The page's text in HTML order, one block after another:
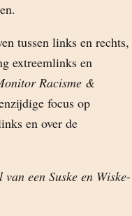
tussen links en rechts,
extreemlinks en
Racisme &
focus op
en over de
een Suske en Wiske-